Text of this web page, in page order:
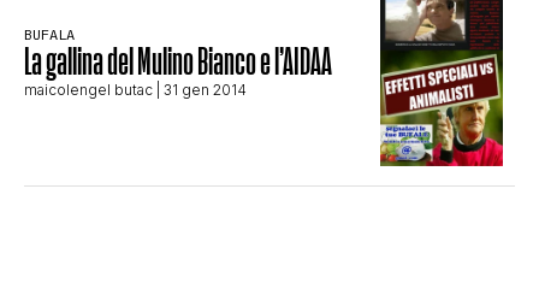
EVERGREEN
BUFALA
La gallina del Mulino Bianco e l’AIDAA
maicolengel butac | 31 gen 2014